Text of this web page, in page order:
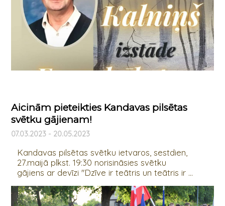
Aicinām pieteikties Kandavas pilsētas
svētku gājienam!
07.03.2023 - 20.05.2023
Kandavas pilsētas svētku ietvaros, sestdien,
27.maijā plkst. 19:30 norisināsies svētku
gājiens ar devīzi "Dzīve ir teātris un teātris ir ...